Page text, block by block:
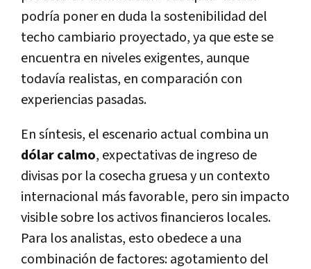
podría poner en duda la sostenibilidad del
techo cambiario proyectado, ya que este se
encuentra en niveles exigentes, aunque
todavía realistas, en comparación con
experiencias pasadas.
En síntesis, el escenario actual combina un
dólar calmo, expectativas de ingreso de
divisas por la cosecha gruesa y un contexto
internacional más favorable, pero sin impacto
visible sobre los activos financieros locales.
Para los analistas, esto obedece a una
combinación de factores: agotamiento del